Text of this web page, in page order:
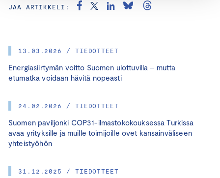
13.03.2026 / TIEDOTTEET
Energiasiirtymän voitto Suomen ulottuvilla – mutta
etumatka voidaan hävitä nopeasti
24.02.2026 / TIEDOTTEET
Suomen paviljonki COP31-ilmastokokouksessa Turkissa
avaa yrityksille ja muille toimijoille ovet kansainväliseen
yhteistyöhön
31.12.2025 / TIEDOTTEET
JAA ARTIKKELI: